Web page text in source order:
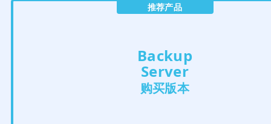
推荐产品
Backup
Server
购买版本